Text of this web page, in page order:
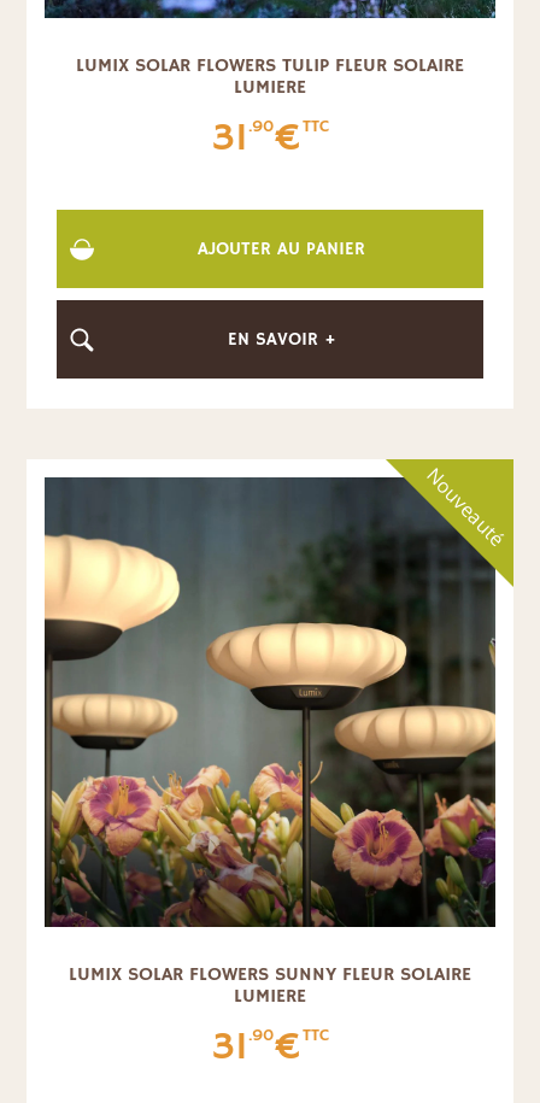
LUMIX SOLAR FLOWERS TULIP FLEUR SOLAIRE
LUMIERE
31.90€TTC
AJOUTER AU PANIER
EN SAVOIR +
Nouveauté
LUMIX SOLAR FLOWERS SUNNY FLEUR SOLAIRE
LUMIERE
31.90€TTC